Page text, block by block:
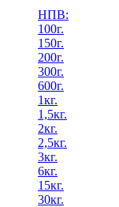
НПВ:
100г.
150г.
200г.
300г.
600г.
1кг.
1,5кг.
2кг.
2,5кг.
3кг.
6кг.
15кг.
30кг.